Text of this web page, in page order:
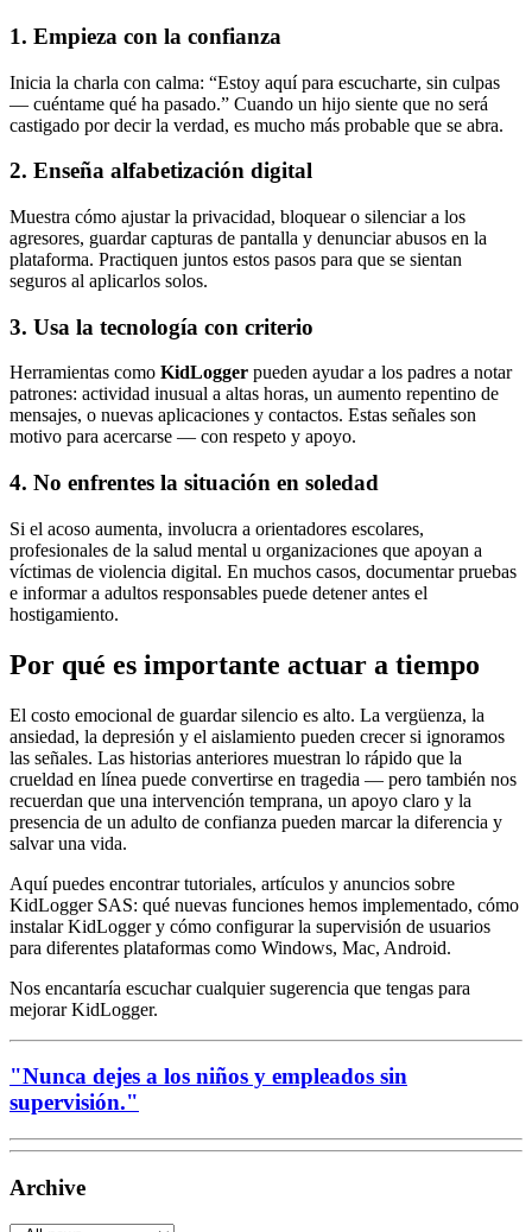
1. Empieza con la confianza
Inicia la charla con calma: “Estoy aquí para escucharte, sin culpas
— cuéntame qué ha pasado.” Cuando un hijo siente que no será
castigado por decir la verdad, es mucho más probable que se abra.
2. Enseña alfabetización digital
Muestra cómo ajustar la privacidad, bloquear o silenciar a los
agresores, guardar capturas de pantalla y denunciar abusos en la
plataforma. Practiquen juntos estos pasos para que se sientan
seguros al aplicarlos solos.
3. Usa la tecnología con criterio
Herramientas como KidLogger pueden ayudar a los padres a notar
patrones: actividad inusual a altas horas, un aumento repentino de
mensajes, o nuevas aplicaciones y contactos. Estas señales son
motivo para acercarse — con respeto y apoyo.
4. No enfrentes la situación en soledad
Si el acoso aumenta, involucra a orientadores escolares,
profesionales de la salud mental u organizaciones que apoyan a
víctimas de violencia digital. En muchos casos, documentar pruebas
e informar a adultos responsables puede detener antes el
hostigamiento.
Por qué es importante actuar a tiempo
El costo emocional de guardar silencio es alto. La vergüenza, la
ansiedad, la depresión y el aislamiento pueden crecer si ignoramos
las señales. Las historias anteriores muestran lo rápido que la
crueldad en línea puede convertirse en tragedia — pero también nos
recuerdan que una intervención temprana, un apoyo claro y la
presencia de un adulto de confianza pueden marcar la diferencia y
salvar una vida.
Aquí puedes encontrar tutoriales, artículos y anuncios sobre
KidLogger SAS: qué nuevas funciones hemos implementado, cómo
instalar KidLogger y cómo configurar la supervisión de usuarios
para diferentes plataformas como Windows, Mac, Android.
Nos encantaría escuchar cualquier sugerencia que tengas para
mejorar KidLogger.
"Nunca dejes a los niños y empleados sin
supervisión."
Archive